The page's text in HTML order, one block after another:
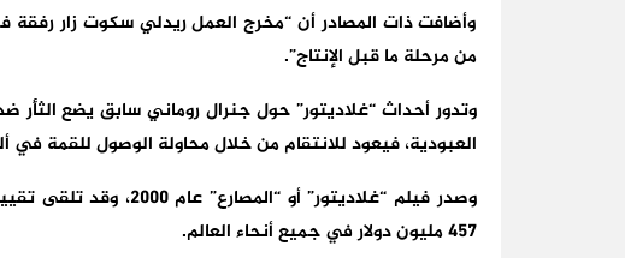
وأضافت ذات المصادر أن “مخرج العمل ريدلي سكوت زار رفقة
من مرحلة ما قبل الإنتاج”.
وتدور أحداث “غلاديتور” حول جنرال روماني سابق يضع الثأر
العبودية، فيعود للانتقام من خلال محاولة الوصول للقمة في
وصدر فيلم “غلاديتور” أو
457 مليون دولار في جميع أنحاء العالم.